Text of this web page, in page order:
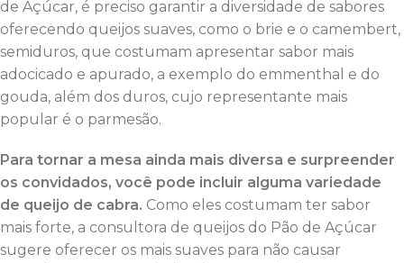
de Açúcar, é preciso garantir a diversidade de sabores
oferecendo queijos suaves, como o brie e o camembert,
semiduros, que costumam apresentar sabor mais
adocicado e apurado, a exemplo do emmenthal e do
gouda, além dos duros, cujo representante mais
popular é o parmesão.
Para tornar a mesa ainda mais diversa e surpreender
os convidados, você pode incluir alguma variedade
de queijo de cabra. Como eles costumam ter sabor
mais forte, a consultora de queijos do Pão de Açúcar
sugere oferecer os mais suaves para não causar